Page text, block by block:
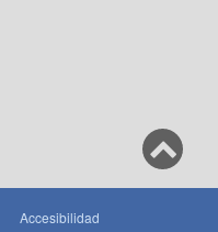
Accesibilidad